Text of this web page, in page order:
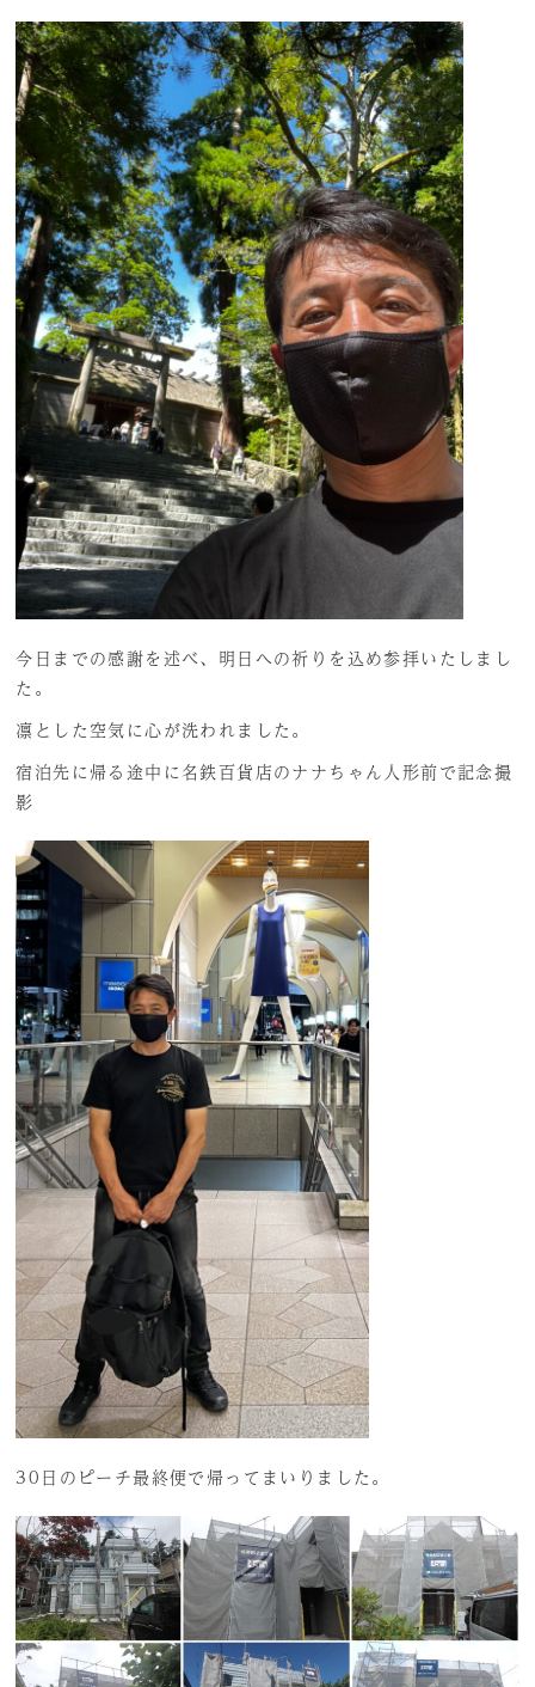
今日までの感謝を述べ、明日への祈りを込め参拝いたしまし
た。
凛とした空気に心が洗われました。
宿泊先に帰る途中に名鉄百貨店のナナちゃん人形前で記念撮
影
30日のピーチ最終便で帰ってまいりました。